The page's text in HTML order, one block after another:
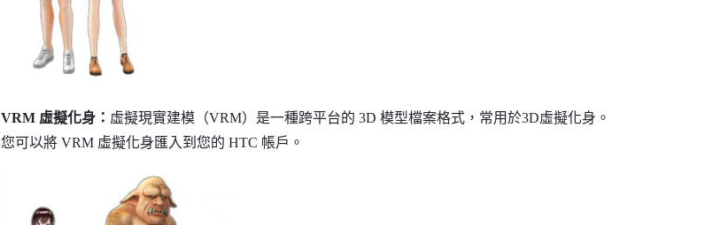
VRM 虛擬化身： 虛擬現實建模（VRM）是一種跨平台的 3D 模型檔案格式，常用於3D虛擬化身。
您可以將 VRM 虛擬化身匯入到您的 HTC 帳戶。